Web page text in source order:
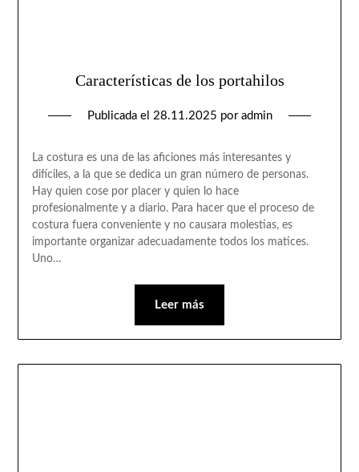
Características de los portahilos
Publicada el 28.11.2025 por admin
La costura es una de las aficiones más interesantes y
difíciles, a la que se dedica un gran número de personas.
Hay quien cose por placer y quien lo hace
profesionalmente y a diario. Para hacer que el proceso de
costura fuera conveniente y no causara molestias, es
importante organizar adecuadamente todos los matices.
Uno…
Leer más